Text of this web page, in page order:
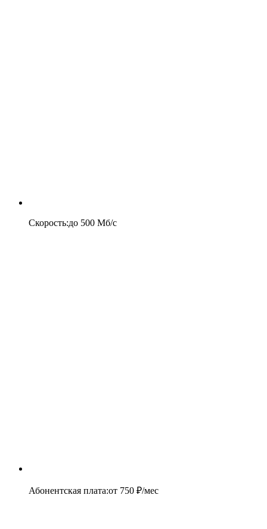
Скорость:до 500 Мб/c
Абонентская плата:от 750 ₽/мес